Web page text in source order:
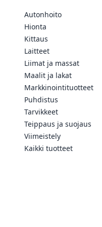
Autonhoito
Hionta
Kittaus
Laitteet
Liimat ja massat
Maalit ja lakat
Markkinointituotteet
Puhdistus
Tarvikkeet
Teippaus ja suojaus
Viimeistely
Kaikki tuotteet